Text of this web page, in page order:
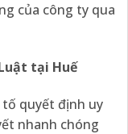
của công ty qua
tại Huế
tố quyết định uy
nhanh chóng